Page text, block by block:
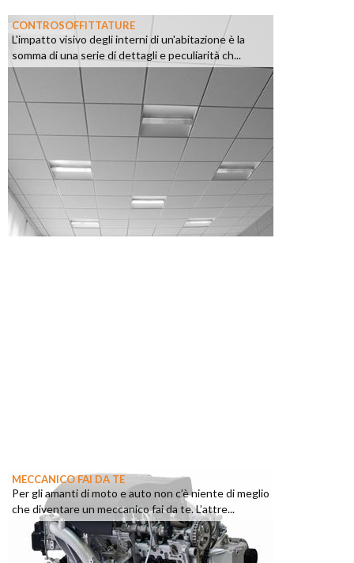
CONTROSOFFITTATURE
L'impatto visivo degli interni di un'abitazione è la
somma di una serie di dettagli e peculiarità ch...
MECCANICO FAI DA TE
Per gli amanti di moto e auto non c’è niente di meglio
che diventare un meccanico fai da te. L’attre...